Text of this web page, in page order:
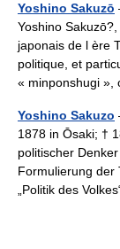
Yoshino Sakuzō
Yoshino
japonais de l ère
politique, et
« minponshugi
Yoshino Sakuzo
1878 in Ōsaki; †
politischer
Formulierung der
„Politik des